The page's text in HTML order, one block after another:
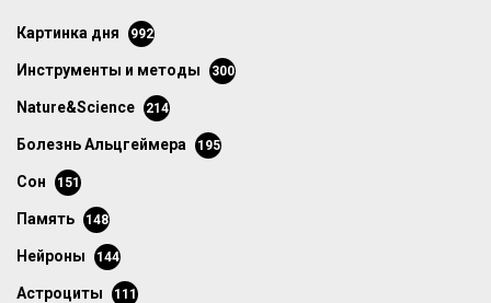
картинка дня 992
инструменты и методы 300
Nature&Science 214
болезнь Альцгеймера 195
сон 151
память 148
нейроны 144
астроциты 111